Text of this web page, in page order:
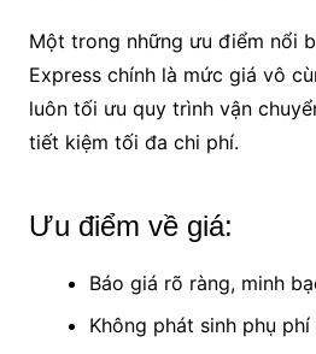
Một trong những ưu điểm nổi
Express chính là mức giá vô
luôn tối ưu quy trình vận
tiết kiệm tối đa chi phí.
Ưu điểm về giá:
Báo giá rõ ràng, minh
Không phát sinh phụ